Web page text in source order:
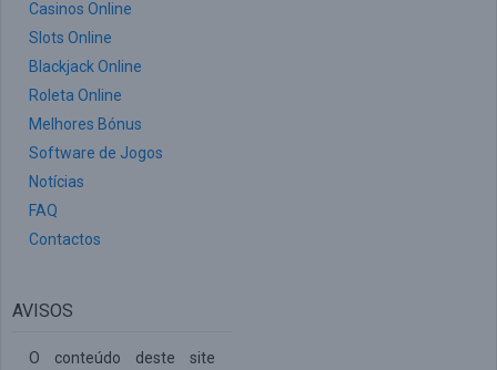
Casinos Online
Slots Online
Blackjack Online
Roleta Online
Melhores Bónus
Software de Jogos
Notícias
FAQ
Contactos
AVISOS
O conteúdo deste site